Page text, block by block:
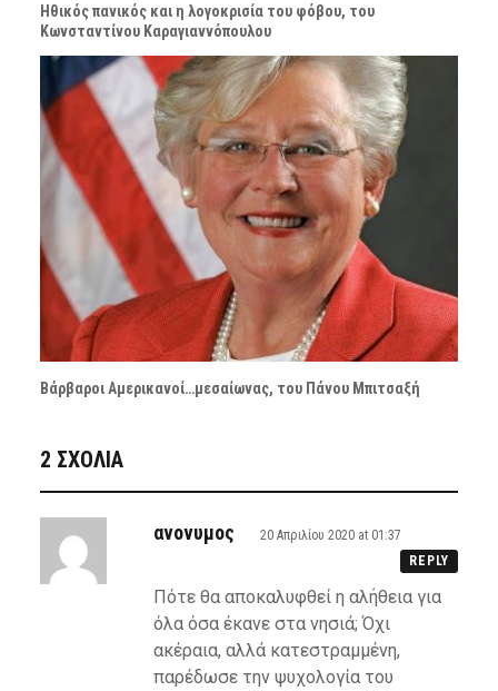
Ηθικός πανικός και η λογοκρισία του φόβου, του
Κωνσταντίνου Καραγιαννόπουλου
Βάρβαροι Αμερικανοί…μεσαίωνας, του Πάνου Μπιτσαξή
2 ΣΧΌΛΙΑ
ανονυμος
20 Απριλίου 2020 at 01:37
REPLY
Πότε θα αποκαλυφθεί η αλήθεια για
όλα όσα έκανε στα νησιά; Όχι
ακέραια, αλλά κατεστραμμένη,
παρέδωσε την ψυχολογία του